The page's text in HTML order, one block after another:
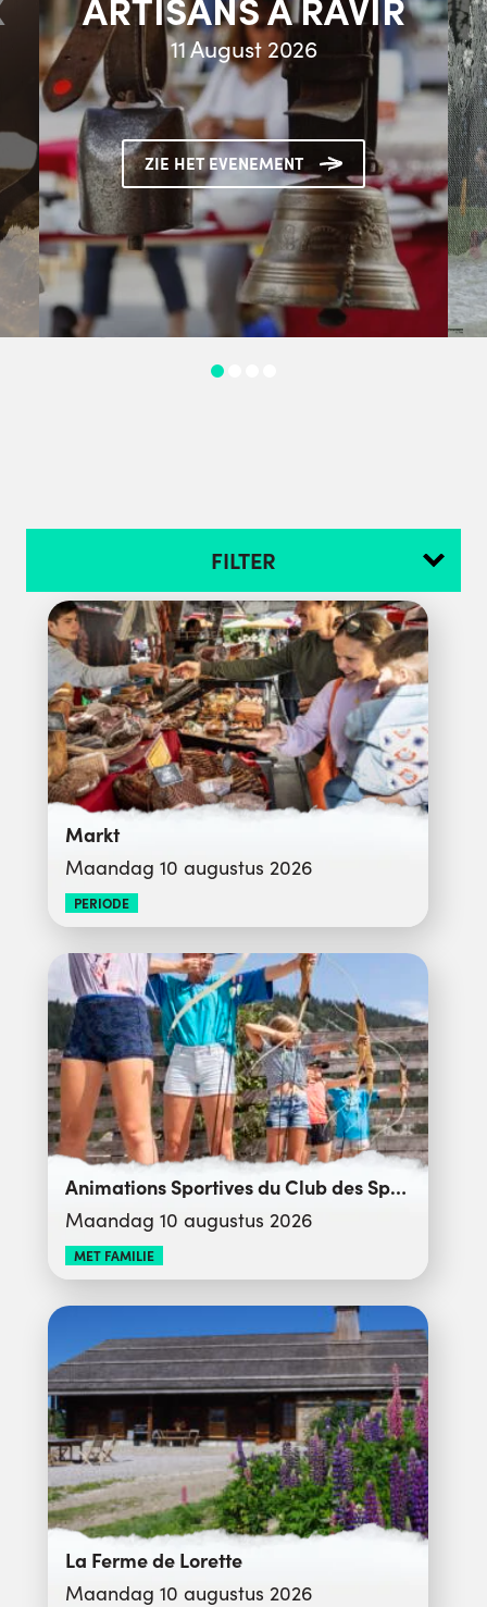
11 August 2026
ZIE HET EVENEMENT
FILTER
Markt
Maandag 10 augustus 2026
PERIODE
Animations Sportives du Club des Sports
Maandag 10 augustus 2026
MET FAMILIE
La Ferme de Lorette
Maandag 10 augustus 2026